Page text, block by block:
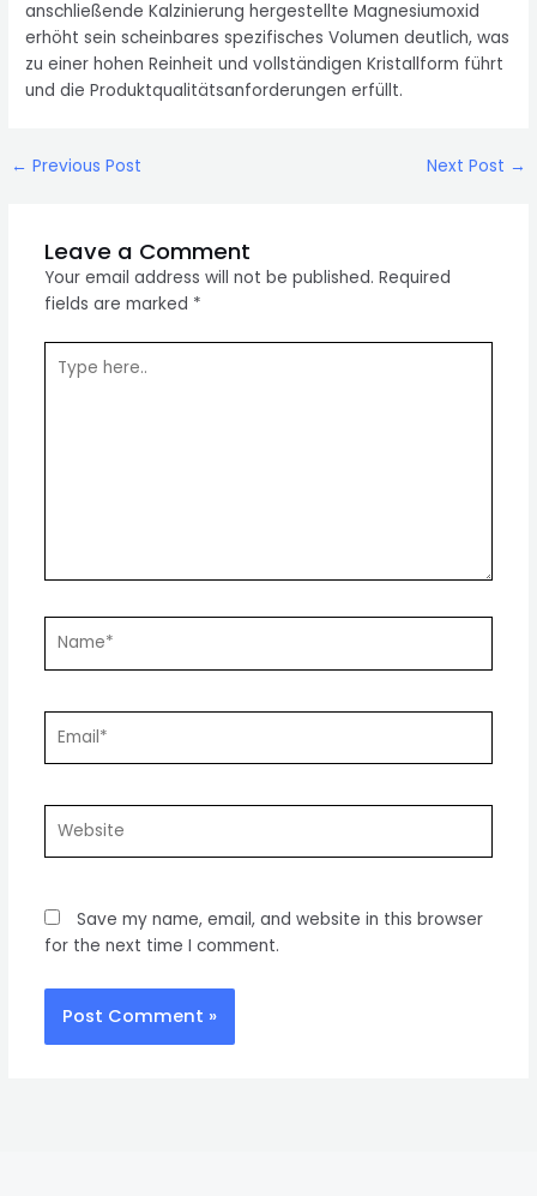
anschließende Kalzinierung hergestellte Magnesiumoxid
erhöht sein scheinbares spezifisches Volumen deutlich, was
zu einer hohen Reinheit und vollständigen Kristallform führt
und die Produktqualitätsanforderungen erfüllt.
Post
← Previous Post Next Post →
Leave a Comment
Your email address will not be published. Required
fields are marked *
here..
Save my name, email, and website in this browser
for the next time I comment.